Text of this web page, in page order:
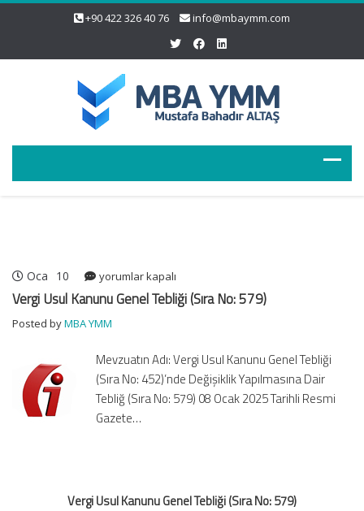
+90 422 326 40 76 info@mbaymm.com
Oca 10
Vergi
Usul
Genel
(Sıra
No:
579)
için
yorumlar kapalı
Vergi Usul Kanunu Genel Tebliği (Sıra No: 579)
Posted byMBA YMM
Mevzuatın Adı: Vergi Usul Kanunu Genel Tebliği
(Sıra No: 452)’nde Değişiklik Yapılmasına Dair
Tebliğ (Sıra No: 579) 08 Ocak 2025 Tarihli Resmi
Gazete…
Vergi Usul Kanunu Genel Tebliği (Sıra No: 579)